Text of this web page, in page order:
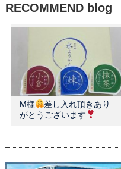
RECOMMEND blog
M様
差し入れ頂きあり
がとうございます